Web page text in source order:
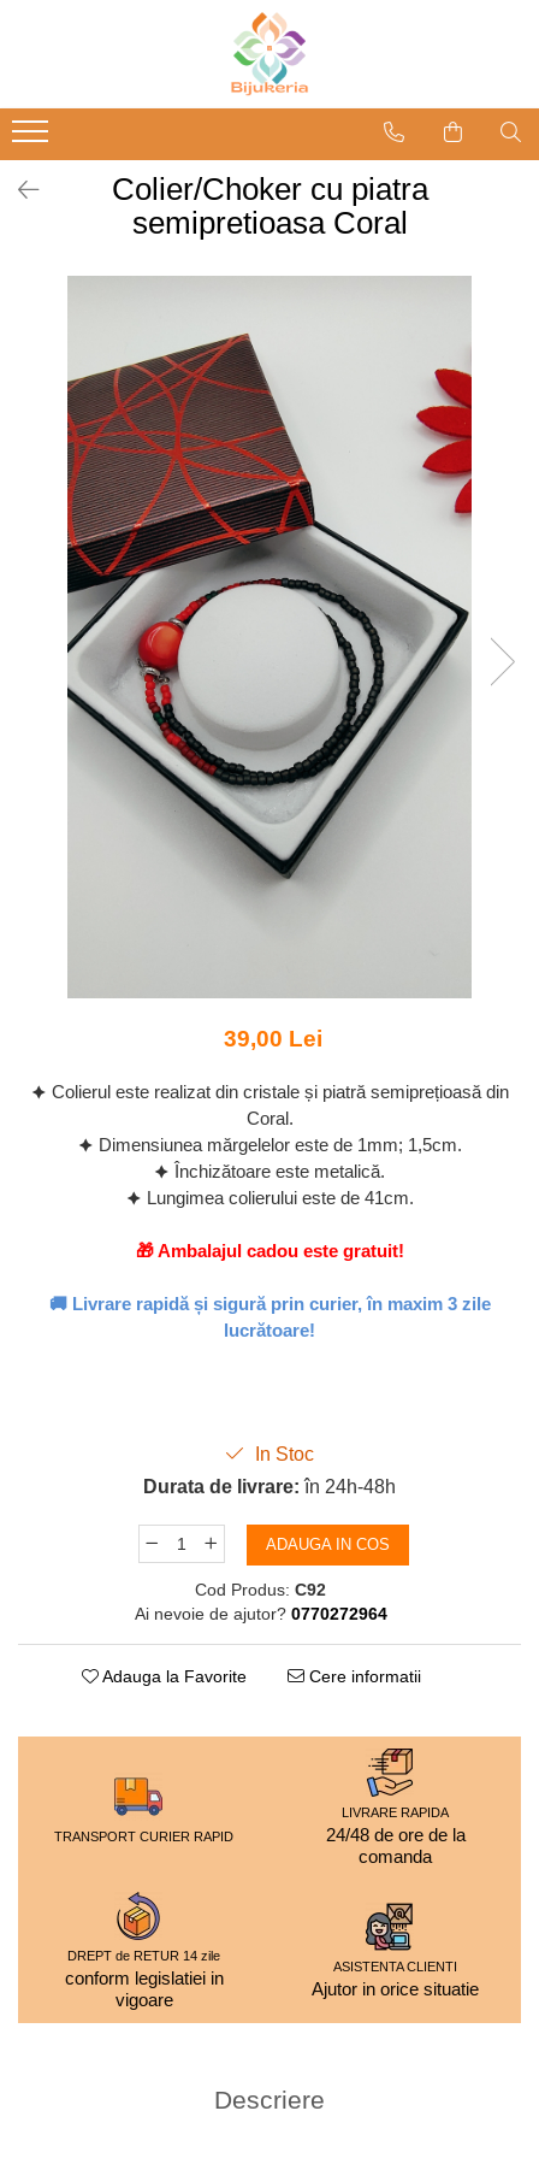
Colier/Choker cu piatra
semipretioasa Coral
39,00 Lei
🟆 Colierul este realizat din cristale și piatră semiprețioasă din
Coral.
🟆 Dimensiunea mărgelelor este de 1mm; 1,5cm.
🟆 Închizătoare este metalică.
🟆 Lungimea colierului este de 41cm.
🎁 Ambalajul cadou este gratuit!
🚚 Livrare rapidă și sigură prin curier, în maxim 3 zile
lucrătoare!
In Stoc
Durata de livrare: în 24h-48h
ADAUGA IN COS
Cod Produs: C92
Ai nevoie de ajutor? 0770272964
Adauga la Favorite Cere informatii
TRANSPORT CURIER RAPID
LIVRARE RAPIDA
24/48 de ore de la
comanda
DREPT de RETUR 14 zile
conform legislatiei in
vigoare
ASISTENTA CLIENTI
Ajutor in orice situatie
Descriere